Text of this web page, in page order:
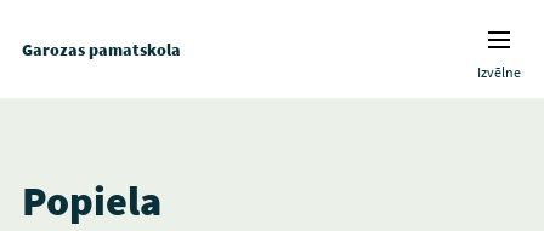
Garozas pamatskola
Izvēlne
Popiela